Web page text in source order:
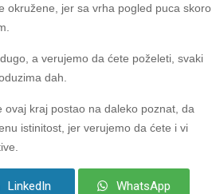
okružene, jer sa vrha pogled puca skoro
a verujemo da ćete poželeti, svaki
dah.
kraj postao na daleko poznat, da
istinitost, jer verujemo da ćete i vi
LinkedIn WhatsApp